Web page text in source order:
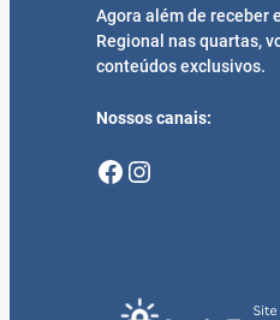
Agora além de receber
Regional nas quartas,
conteúdos exclusivos.
Nossos canais:
Facebook Instagram